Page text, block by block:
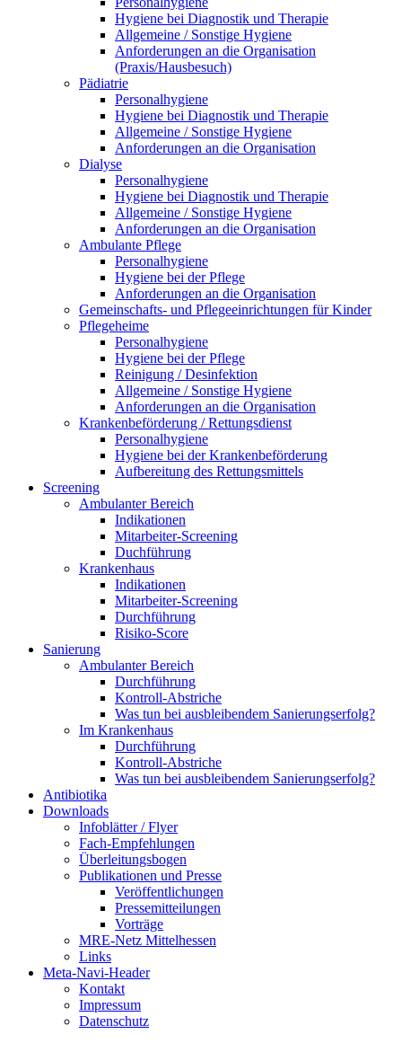
Hygiene bei Diagnostik und Therapie
Allgemeine / Sonstige Hygiene
Anforderungen an die Organisation
(Praxis/Hausbesuch)
Pädiatrie
Personalhygiene
Hygiene bei Diagnostik und Therapie
Allgemeine / Sonstige Hygiene
Anforderungen an die Organisation
Dialyse
Personalhygiene
Hygiene bei Diagnostik und Therapie
Allgemeine / Sonstige Hygiene
Anforderungen an die Organisation
Ambulante Pflege
Personalhygiene
Hygiene bei der Pflege
Anforderungen an die Organisation
Gemeinschafts- und Pflegeeinrichtungen für Kinder
Pflegeheime
Personalhygiene
Hygiene bei der Pflege
Reinigung / Desinfektion
Allgemeine / Sonstige Hygiene
Anforderungen an die Organisation
Krankenbeförderung / Rettungsdienst
Personalhygiene
Hygiene bei der Krankenbeförderung
Aufbereitung des Rettungsmittels
Screening
Ambulanter Bereich
Indikationen
Mitarbeiter-Screening
Duchführung
Krankenhaus
Indikationen
Mitarbeiter-Screening
Durchführung
Risiko-Score
Sanierung
Ambulanter Bereich
Durchführung
Kontroll-Abstriche
Was tun bei ausbleibendem Sanierungserfolg?
Im Krankenhaus
Durchführung
Kontroll-Abstriche
Was tun bei ausbleibendem Sanierungserfolg?
Antibiotika
Downloads
Infoblätter / Flyer
Fach-Empfehlungen
Überleitungsbogen
Publikationen und Presse
Veröffentlichungen
Pressemitteilungen
Vorträge
MRE-Netz Mittelhessen
Links
Meta-Navi-Header
Kontakt
Impressum
Datenschutz